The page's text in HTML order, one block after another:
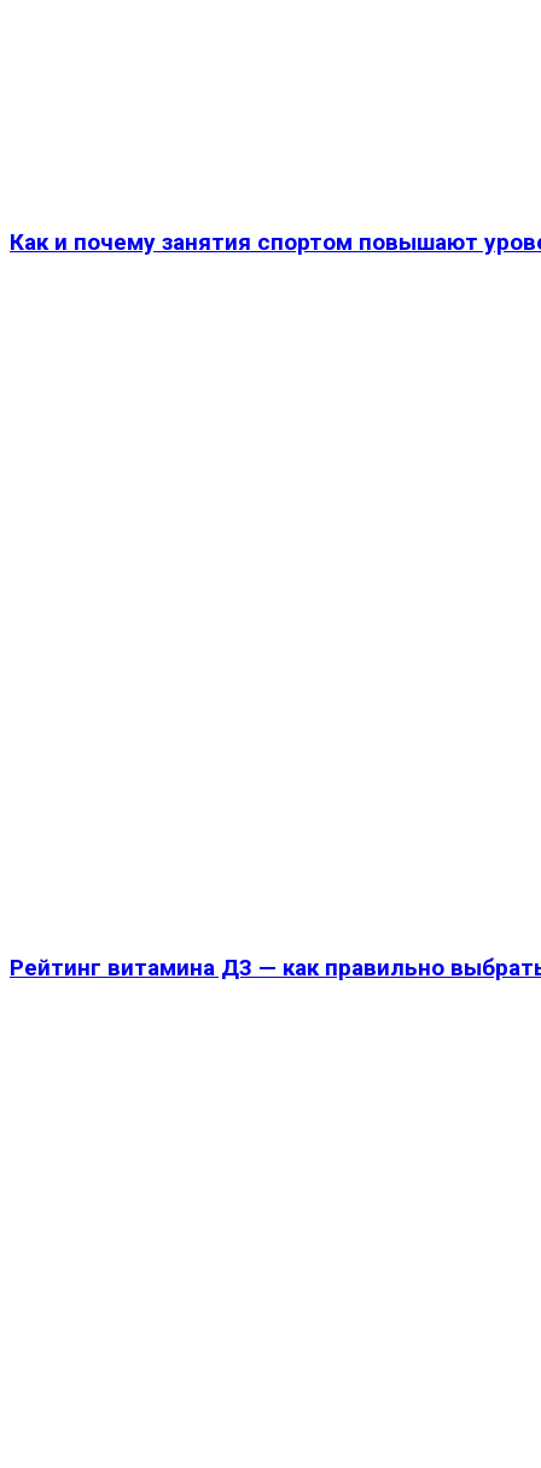
Как и почему занятия спортом повышают
Рейтинг витамина Д3 — как правильно